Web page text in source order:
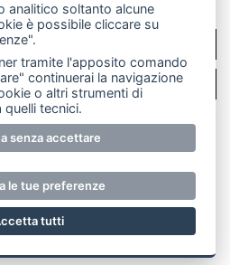
SCRIVICI
PUBBLICITÀ
S.r.l. - Tutti i diritti riservati.
e pubblicazione anche
immagini senza la
scritta dell'editore. RI Lecco
Capitale sociale 10.329,14 €
analitico soltanto alcune
è possibile cliccare su
tramite l'apposito comando
continuerai la navigazione
o altri strumenti di
tecnici.
senza accettare
le tue preferenze
tutti